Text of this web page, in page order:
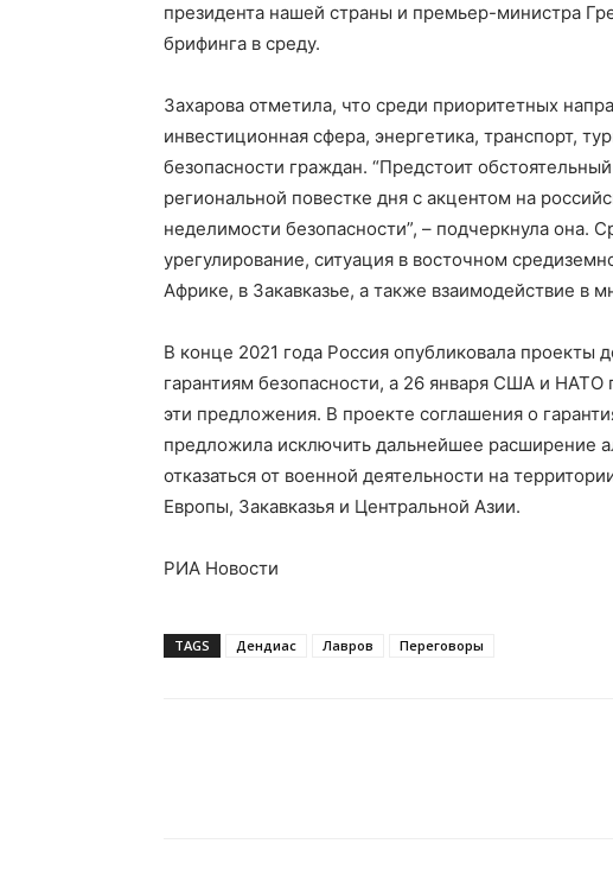
президента нашей страны и премьер-министра
брифинга в среду.
Захарова отметила, что среди приоритетных
инвестиционная сфера, энергетика, транспорт,
безопасности граждан. “Предстоит
региональной повестке дня с акцентом на
неделимости безопасности”, – подчеркнула она.
урегулирование, ситуация в восточном
Африке, в Закавказье, а также взаимодействие в
В конце 2021 года Россия опубликовала
гарантиям безопасности, а 26 января США и
эти предложения. В проекте соглашения о
предложила исключить дальнейшее расширение
отказаться от военной деятельности на
Европы, Закавказья и Центральной Азии.
РИА Новости
TAGS Дендиас Лавров Переговоры